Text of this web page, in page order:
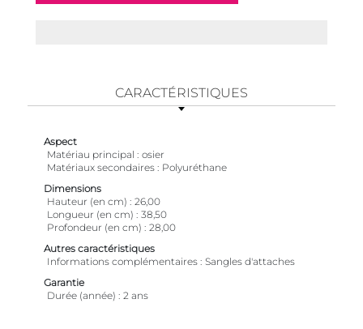
CARACTÉRISTIQUES
Aspect
Matériau principal
osier
Matériaux secondaires
Polyuréthane
Dimensions
Hauteur (en cm)
26,00
Longueur (en cm)
38,50
Profondeur (en cm)
28,00
Autres caractéristiques
Informations complémentaires Sangles d'attaches
Garantie
Durée (année)
2 ans